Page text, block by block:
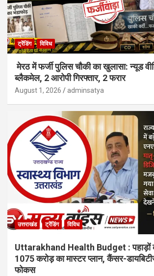
ट्रेंडिंग विविध
मेरठ में फर्जी पुलिस चौकी का खुलासा: न्यूड
ब्लैकमेल, 2 आरोपी गिरफ्तार, 2 फरार
August 1, 2026 adminsatya
उत्तराखंड ट्रेंडिंग विविध
Uttarakhand Health Budget : पहाड़ों
1075 करोड़ का मास्टर प्लान, कैंसर-
फोकस